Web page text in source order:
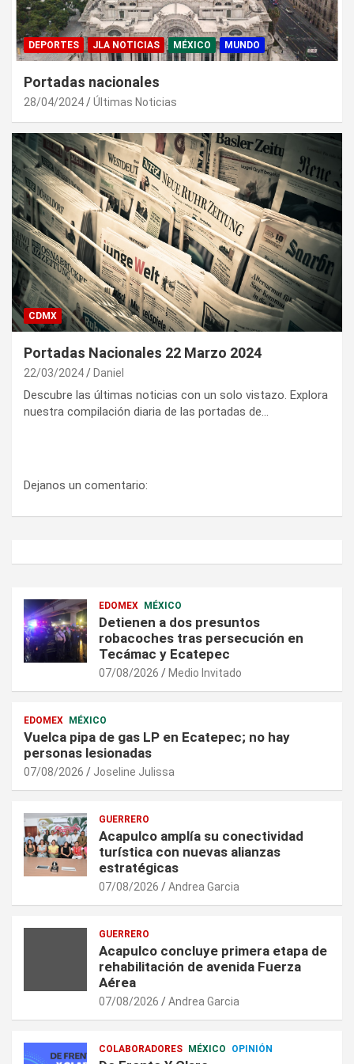
DEPORTES JLA NOTICIAS MÉXICO MUNDO
Portadas nacionales
28/04/2024 Últimas Noticias
CDMX
Portadas Nacionales 22 Marzo 2024
22/03/2024 Daniel
Descubre las últimas noticias con un solo vistazo. Explora
nuestra compilación diaria de las portadas de…
Dejanos un comentario:
EDOMEX MÉXICO
Detienen a dos presuntos
robacoches tras persecución en
Tecámac y Ecatepec
07/08/2026 Medio Invitado
EDOMEX MÉXICO
Vuelca pipa de gas LP en Ecatepec; no hay
personas lesionadas
07/08/2026 Joseline Julissa
GUERRERO
Acapulco amplía su conectividad
turística con nuevas alianzas
estratégicas
07/08/2026 Andrea Garcia
GUERRERO
Acapulco concluye primera etapa de
rehabilitación de avenida Fuerza
Aérea
07/08/2026 Andrea Garcia
COLABORADORES MÉXICO OPINIÓN